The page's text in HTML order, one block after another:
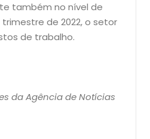
também no nível de
de 2022, o setor
de trabalho.
da Agência de Notícias